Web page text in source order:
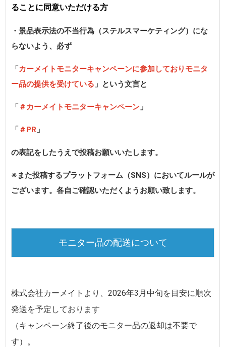
ることに同意いただける方
・景品表示法の不当行為（ステルスマーケティング）にな
らないよう、必ず
「カーメイトモニターキャンペーンに参加しておりモニタ
ー品の提供を受けている 」という文言と
「 ＃カーメイトモニターキャンペーン 」
「 ＃PR 」
の表記をしたうえで投稿お願いいたします。
※また投稿するプラットフォーム（SNS）においてルールが
ございます。各自ご確認いただくようお願い致します。
モニター品の配送について
株式会社カーメイトより、2026年3月中旬を目安に順次
発送を予定しております
（キャンペーン終了後のモニター品の返却は不要で
す）。